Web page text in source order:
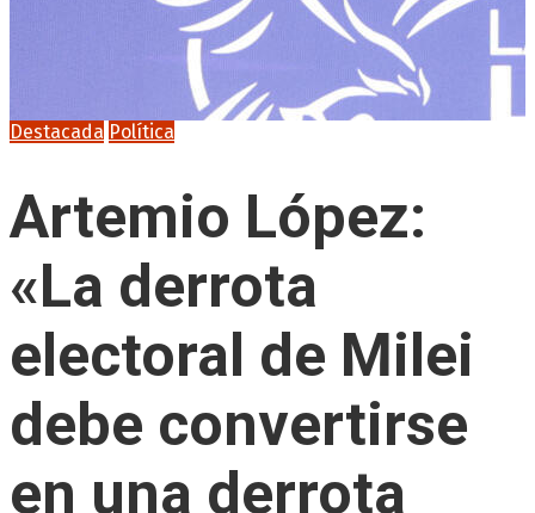
Destacada Política
Artemio López:
«La derrota
electoral de Milei
debe convertirse
en una derrota